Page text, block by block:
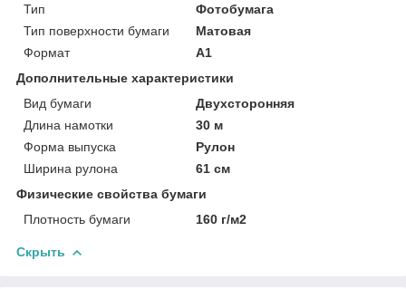
Тип
Фотобумага
Тип поверхности бумаги
Матовая
Формат
A1
Дополнительные характеристики
Вид бумаги
Двухсторонняя
Длина намотки
30 м
Форма выпуска
Рулон
Ширина рулона
61 см
Физические свойства бумаги
Плотность бумаги
160 г/м2
Скрыть